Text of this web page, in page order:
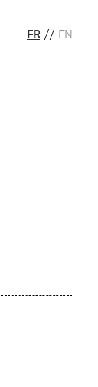
FR // EN